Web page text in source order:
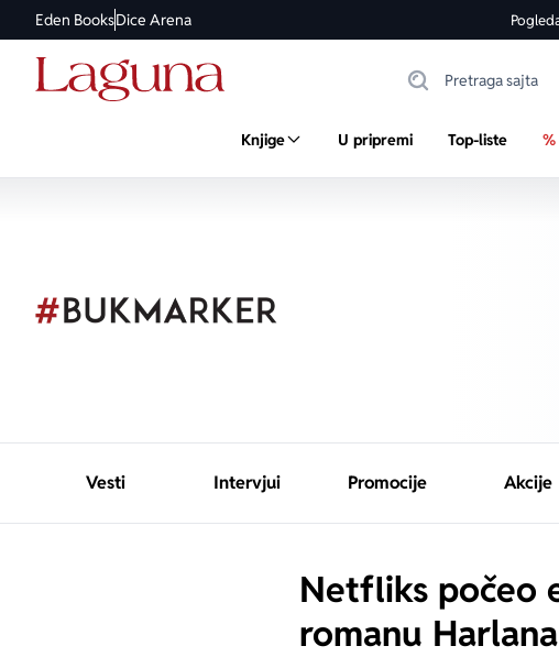
Eden BooksDice Arena
Knjige U pripremi Top-liste
Vesti Intervjui Promocije Akcije
Netfliks počeo
romanu